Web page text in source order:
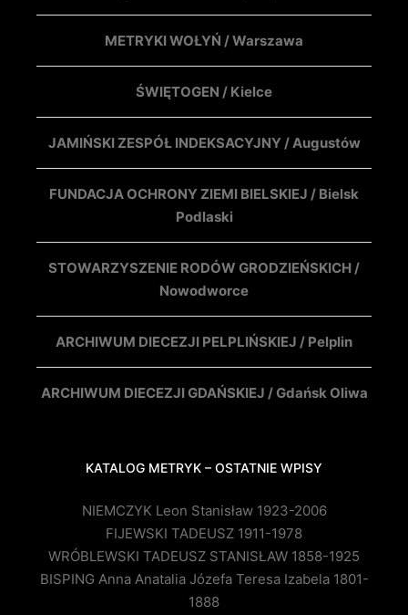
METRYKI WOŁYŃ / Warszawa
ŚWIĘTOGEN / Kielce
JAMIŃSKI ZESPÓŁ INDEKSACYJNY / Augustów
FUNDACJA OCHRONY ZIEMI BIELSKIEJ / Bielsk
Podlaski
STOWARZYSZENIE RODÓW GRODZIEŃSKICH /
Nowodworce
ARCHIWUM DIECEZJI PELPLIŃSKIEJ / Pelplin
ARCHIWUM DIECEZJI GDAŃSKIEJ / Gdańsk Oliwa
KATALOG METRYK – OSTATNIE WPISY
NIEMCZYK Leon Stanisław 1923-2006
FIJEWSKI TADEUSZ 1911-1978
WRÓBLEWSKI TADEUSZ STANISŁAW 1858-1925
BISPING Anna Anatalia Józefa Teresa Izabela 1801-
1888